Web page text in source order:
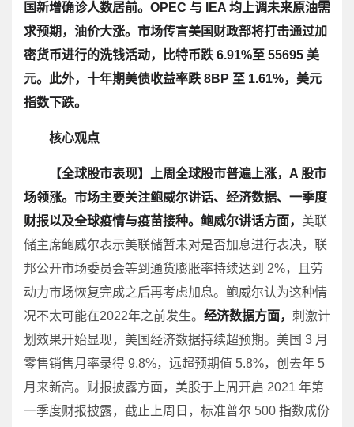
国新增确诊人数居前。OPEC 与 IEA 均上调未来原油需
求预期，油价大涨。市场传言美国财政部将打击通过加
密货币进行的洗钱活动，比特币跌 6.91%至 55695 美
元。此外，十年期美债收益率跌 8BP 至 1.61%，美元
指数下跌。
核心观点
【全球股市表现】
上周全球股市普遍上涨，A 股市
场领涨。市场主要关注鲍威尔讲话、经济数据、一季度
财报以及全球疫情与疫苗接种。鲍威尔讲话方面， 美联
储主席鲍威尔表示美联储暂未对是否加息进行表决，联
邦公开市场委员会等到通货膨胀率持续达到 2%，且劳
动力市场恢复完成之后再考虑加息。鲍威尔认为这种情
况不太可能在2022年之前发生。 经济数据方面， 刺激计
划效果开始显现，美国经济数据持续超预期。美国 3 月
零售销售月率录得 9.8%，远超预期值 5.8%，创去年 5
月来新高。财报披露方面，美股于上周开启 2021 年第
一季度财报披露，截止上周日，标准普尔 500 指数成份